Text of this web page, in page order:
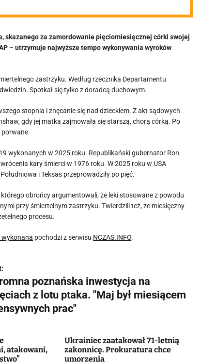
skazanego za zamordowanie pięciomiesięcznej córki swojej
– utrzymuje najwyższe tempo wykonywania wyroków
zastrzyku. Według rzecznika Departamentu
Spotkał się tylko z doradcą duchowym.
stopnia i znęcanie się nad dzieckiem. Z akt sądowych
gdy jej matka zajmowała się starszą, chorą córką. Po
porwane.
wykonanych w 2025 roku. Republikański gubernator Ron
kary śmierci w 1976 roku. W 2025 roku w USA
i Teksas przeprowadziły po pięć.
obrońcy argumentowali, że leki stosowane z powodu
przy śmiertelnym zastrzyku. Twierdzili też, że miesięczny
procesu.
wykonana pochodzi z serwisu NCZAS.INFO.
poznańska inwestycja na
z lotu ptaka. "Maj był miesiącem
prac"
atakowani,
Ukrainiec zaatakował 71-letnią
zakonnicę. Prokuratura chce
umorzenia